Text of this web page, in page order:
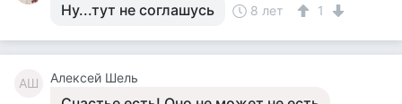
Ну...тут не соглашусь 8 лет 1
АШ Алексей Шель